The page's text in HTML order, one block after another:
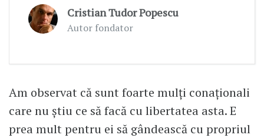
Cristian Tudor Popescu
Autor fondator
Am observat că sunt foarte mulți conaționali
care nu știu ce să facă cu libertatea asta. E
prea mult pentru ei să gândească cu propriul